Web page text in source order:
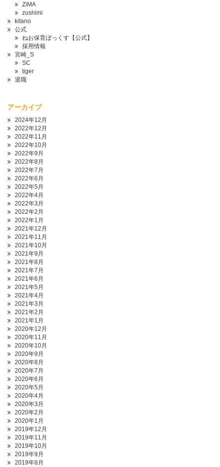
ZiMA
zushimi
kitano
公式
ねお保育ぼっくす【公式】
採用情報
宮崎_S
SC
tiger
退職
アーカイブ
2024年12月
2022年12月
2022年11月
2022年10月
2022年9月
2022年8月
2022年7月
2022年6月
2022年5月
2022年4月
2022年3月
2022年2月
2022年1月
2021年12月
2021年11月
2021年10月
2021年9月
2021年8月
2021年7月
2021年6月
2021年5月
2021年4月
2021年3月
2021年2月
2021年1月
2020年12月
2020年11月
2020年10月
2020年9月
2020年8月
2020年7月
2020年6月
2020年5月
2020年4月
2020年3月
2020年2月
2020年1月
2019年12月
2019年11月
2019年10月
2019年9月
2019年8月